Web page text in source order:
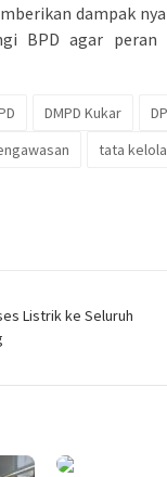
dampak
BPD agar
DMPD Kukar
tata
Listrik ke Seluruh